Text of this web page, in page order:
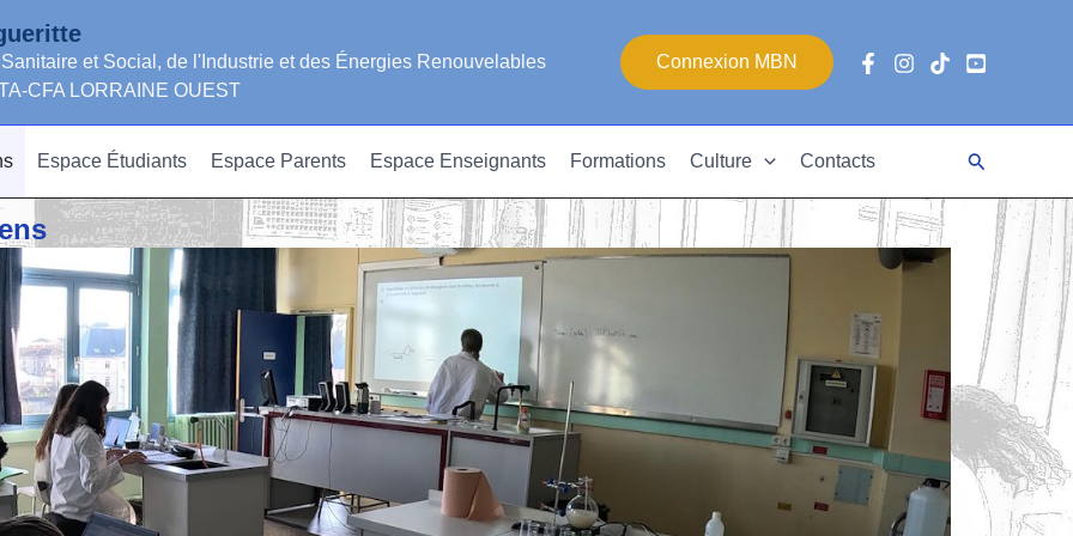
et Social, de l'Industrie et des Énergies Renouvelables
CFA LORRAINE OUEST
Connexion MBN
Espace Étudiants Espace Parents Espace Enseignants Formations Culture Contacts Rechercher